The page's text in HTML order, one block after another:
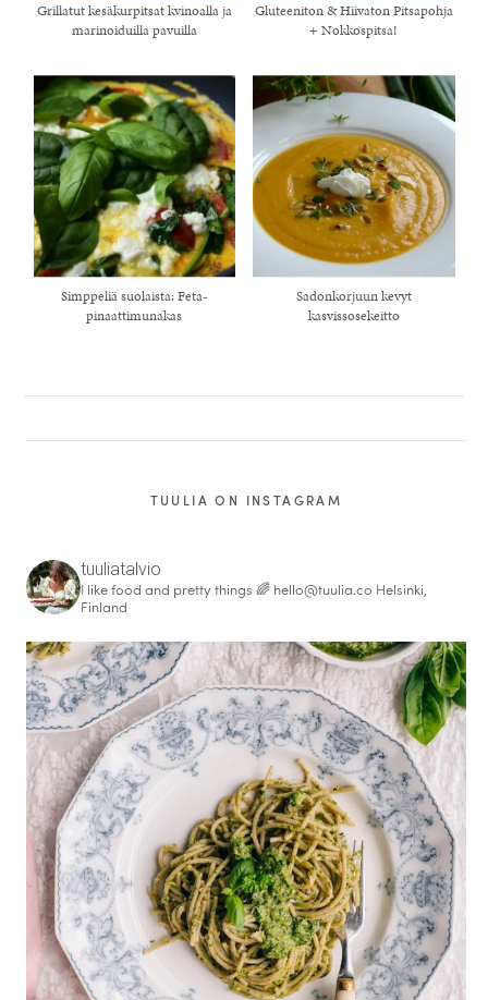
Grillatut kesäkurpitsat kvinoalla ja
marinoiduilla pavuilla
Gluteeniton & Hiivaton Pitsapohja
+ Nokkospitsa!
Simppeliä suolaista: Feta-
pinaattimunakas
Sadonkorjuun kevyt
kasvissosekeitto
TUULIA ON INSTAGRAM
tuuliatalvio
I like food and pretty things 🌈 hello@tuulia.co Helsinki,
Finland